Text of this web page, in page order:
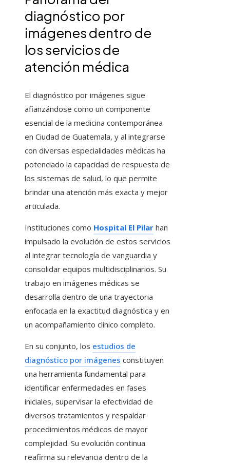
diagnóstico por
imágenes dentro de
los servicios de
atención médica
El diagnóstico por imágenes sigue
afianzándose como un componente
esencial de la medicina contemporánea
en Ciudad de Guatemala, y al integrarse
con diversas especialidades médicas ha
potenciado la capacidad de respuesta de
los sistemas de salud, lo que permite
brindar una atención más exacta y mejor
articulada.
Instituciones como Hospital El Pilar han
impulsado la evolución de estos servicios
al integrar tecnología de vanguardia y
consolidar equipos multidisciplinarios. Su
trabajo en imágenes médicas se
desarrolla dentro de una trayectoria
enfocada en la exactitud diagnóstica y en
un acompañamiento clínico completo.
En su conjunto, los estudios de
diagnóstico por imágenes constituyen
una herramienta fundamental para
identificar enfermedades en fases
iniciales, supervisar la efectividad de
diversos tratamientos y respaldar
procedimientos médicos de mayor
complejidad. Su evolución continua
reafirma su relevancia dentro de la